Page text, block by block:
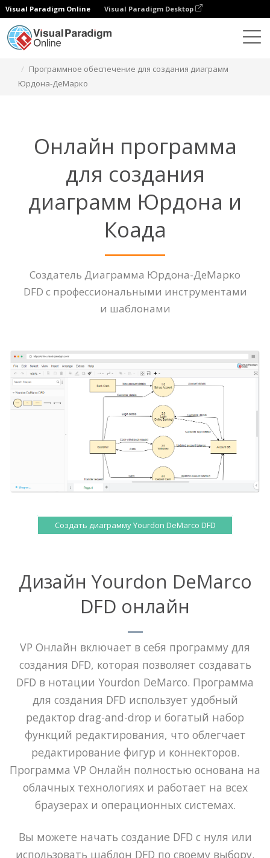
Visual Paradigm Online Visual Paradigm Desktop
Программное обеспечение для создания диаграмм
Юрдона-ДеМарко
Онлайн программа
для создания
диаграмм Юрдона и
Коада
Создатель Диаграмма Юрдона-ДеМарко
DFD с профессиональными инструментами
и шаблонами
Создать диаграмму Yourdon DeMarco DFD
Дизайн Yourdon DeMarco
DFD онлайн
VP Онлайн включает в себя программу для
создания DFD, которая позволяет создавать
DFD в нотации Yourdon DeMarco. Программа
для создания DFD использует удобный
редактор drag-and-drop и богатый набор
функций редактирования, что облегчает
редактирование фигур и коннекторов.
Программа VP Онлайн полностью основана на
облачных технологиях и работает на всех
браузерах и операционных системах.
Вы можете начать создание DFD с нуля или
использовать шаблон DFD по своему выбору.